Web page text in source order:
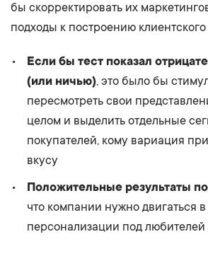
бы скорректировать их
подходы к построению
Если бы тест показал
(или ничью), это было бы
пересмотреть свои
целом и выделить отдельные
покупателей, кому вариация
вкусу
Положительные результаты
что компании нужно двигаться
персонализации под любителей